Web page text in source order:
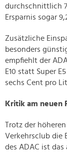
durchschnittlich
Ersparnis sogar
Zusätzliche
besonders
empfiehlt der
E10 statt Super
sechs Cent pro
Kritik am neuen
Trotz der
Verkehrsclub die
des ADAC ist